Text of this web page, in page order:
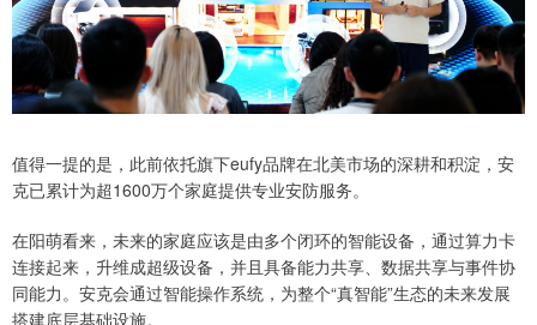
值得一提的是，此前依托旗下eufy品牌在北美市场的深耕和积淀，安
克已累计为超1600万个家庭提供专业安防服务。
在阳萌看来，未来的家庭应该是由多个闭环的智能设备，通过算力卡
连接起来，升维成超级设备，并且具备能力共享、数据共享与事件协
同能力。安克会通过智能操作系统，为整个“真智能”生态的未来发展
搭建底层基础设施。